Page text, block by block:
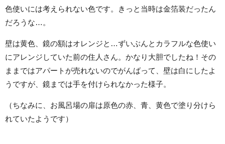
色使いには考えられない色です。きっと当時は金箔装だったん
だろうな…。
壁は黄色、鏡の額はオレンジと…ずいぶんとカラフルな色使い
にアレンジしていた前の住人さん。かなり大胆でしたね！その
ままではアパートが売れないのでがんばって、壁は白にしたよ
うですが、鏡までは手を付けられなかった様子。
（ちなみに、お風呂場の扉は原色の赤、青、黄色で塗り分けら
れていたようです）